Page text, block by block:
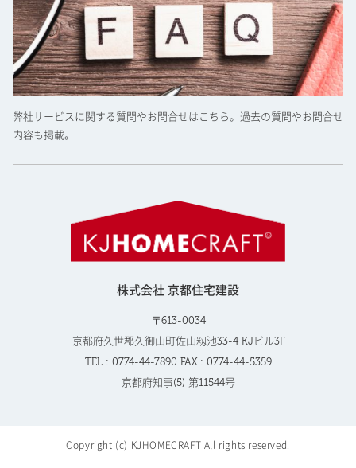
弊社サービスに関する質問やお問合せはこちら。過去の質問やお問合せ
内容も掲載。
株式会社 京都住宅建設
〒613-0034
京都府久世郡久御山町佐山籾池33-4 KJビル3F
TEL : 0774-44-7890 FAX : 0774-44-5359
京都府知事(5) 第11544号
Copyright (c) KJHOMECRAFT All rights reserved.